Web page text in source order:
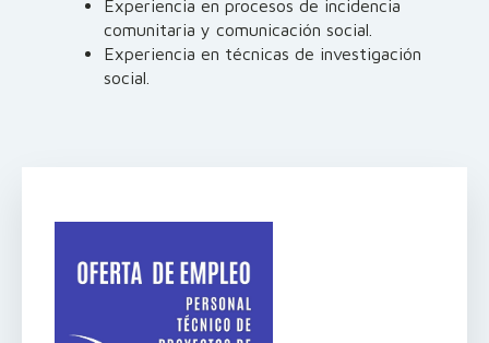
Experiencia en procesos de incidencia
comunitaria y comunicación social.
Experiencia en técnicas de investigación
social.